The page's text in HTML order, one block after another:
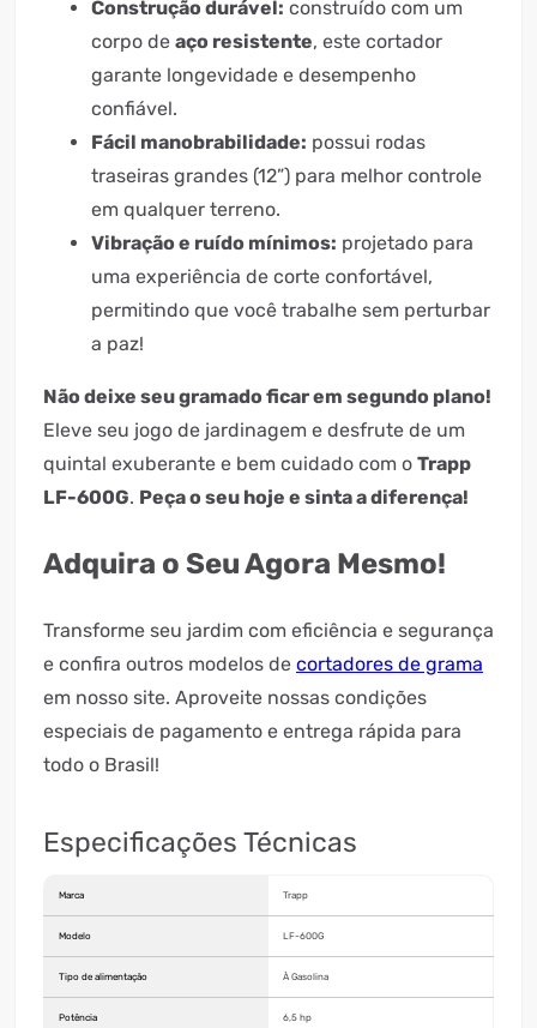
Construção durável: construído com um
corpo de aço resistente, este cortador
garante longevidade e desempenho
confiável.
Fácil manobrabilidade: possui rodas
traseiras grandes (12”) para melhor controle
em qualquer terreno.
Vibração e ruído mínimos: projetado para
uma experiência de corte confortável,
permitindo que você trabalhe sem perturbar
a paz!
Não deixe seu gramado ficar em segundo plano!
Eleve seu jogo de jardinagem e desfrute de um
quintal exuberante e bem cuidado com o Trapp
LF-600G. Peça o seu hoje e sinta a diferença!
Adquira o Seu Agora Mesmo!
Transforme seu jardim com eficiência e segurança
e confira outros modelos de cortadores de grama
em nosso site. Aproveite nossas condições
especiais de pagamento e entrega rápida para
todo o Brasil!
Especificações Técnicas
Marca Trapp
Modelo LF-600G
Tipo de alimentação À Gasolina
Potência 6,5 hp